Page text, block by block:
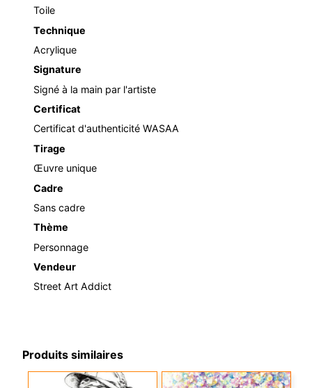
Toile
Technique
Acrylique
Signature
Signé à la main par l'artiste
Certificat
Certificat d'authenticité WASAA
Tirage
Œuvre unique
Cadre
Sans cadre
Thème
Personnage
Vendeur
Street Art Addict
Produits similaires